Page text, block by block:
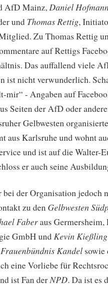
AfD Mainz,Daniel
und Thomas Rettig,
Zu Thomas Rettig
auf Rettigs
Das auffallend viele
ist nicht verwunderlich.
- Angaben auf
Seiten der AfD oder
Gelbwesten
aus Karlsruhe und wohnt
und ist auf die Walter-
er auch seine
bei der Organisation jedoch
zu den Gelbwesten
Faberaus
GmbH undKevin Kießling
Frauenbündnis Kandel
eine Vorliebe für
ist Fan derNPD. Da ist es